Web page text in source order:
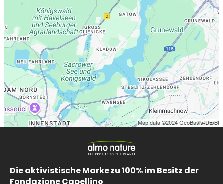
Die aktivistische Marke zu 100% im Besitz der
Fondazione Capellino